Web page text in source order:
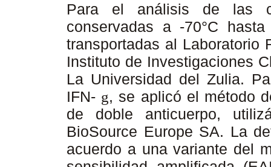
Para el análisis de las
conservadas a -70°C
transportadas al Laboratorio
Instituto de Investigaciones
La Universidad del Zulia.
IFN- g, se aplicó el método
de doble anticuerpo,
BioSource Europe SA. La
acuerdo a una variante del